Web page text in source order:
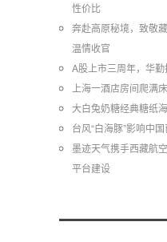
性价比
奔赴高原秘境，致敬
温情收官
A股上市三周年，华
上海一酒店房间爬满
大白兔奶糖经典糖纸
台风“白海豚”影响中
墨迹天气携手西藏航
平台建设